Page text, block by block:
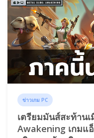
ข่าวเกม PC
เตรียมมันส์สะท้าน
Awakening เกมแ